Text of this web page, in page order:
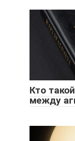
Кто
между